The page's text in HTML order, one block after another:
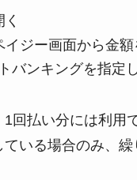
イジー画面から金額
バンキングを指定
回払い分には利用
ている場合のみ、